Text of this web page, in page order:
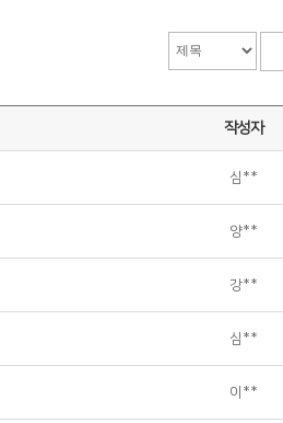
작성자
심**
양**
강**
심**
이**